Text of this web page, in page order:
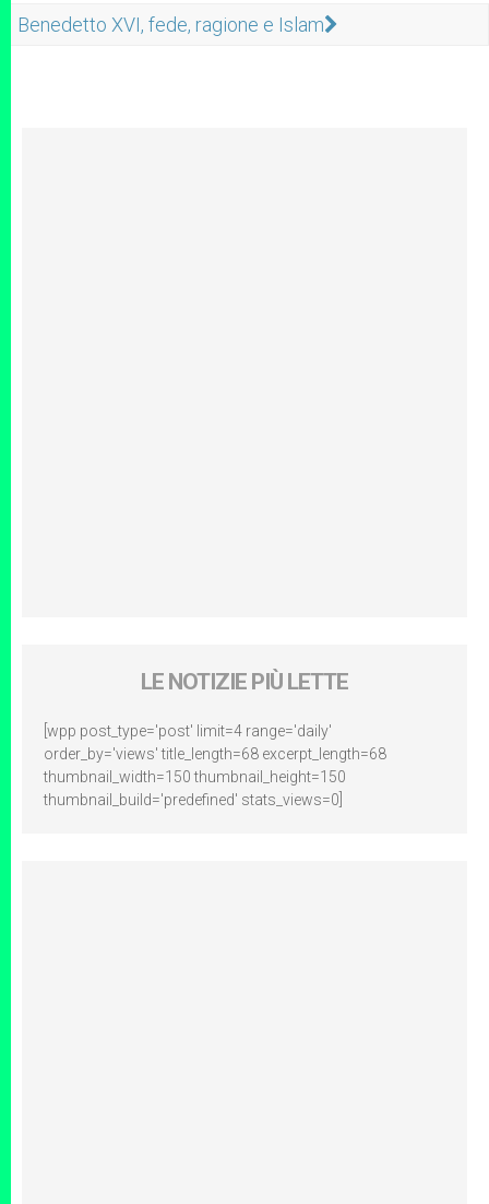
Benedetto XVI, fede, ragione e Islam
LE NOTIZIE PIÙ LETTE
[wpp post_type='post' limit=4 range='daily'
order_by='views' title_length=68 excerpt_length=68
thumbnail_width=150 thumbnail_height=150
thumbnail_build='predefined' stats_views=0]